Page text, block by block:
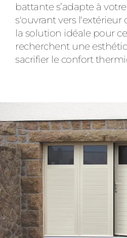
battante s’adapte à
s'ouvrant vers l'extérieur
la solution idéale pour
recherchent une
sacrifier le confort